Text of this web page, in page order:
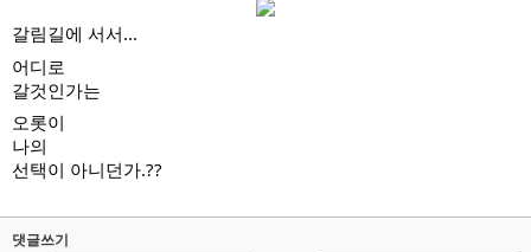
갈림길에 서서...
어디로
갈것인가는
오롯이
나의
선택이 아니던가.??
댓글쓰기